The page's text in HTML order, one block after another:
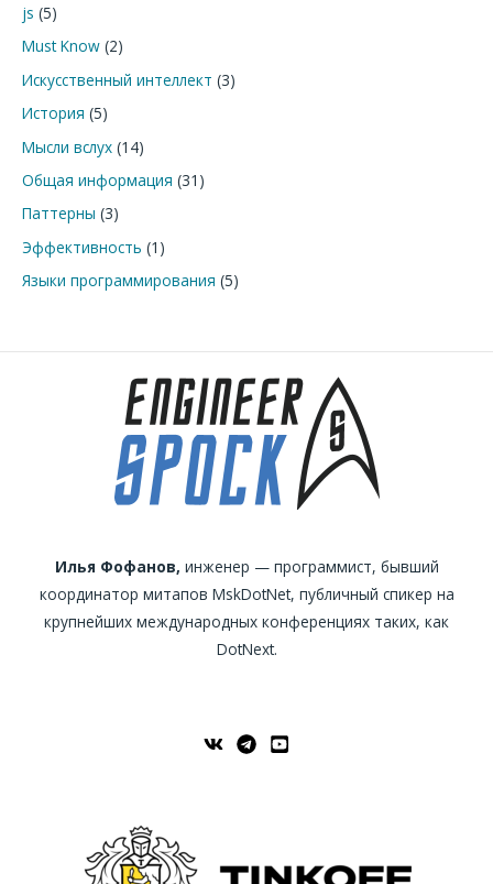
:
js (5)
Must Know (2)
Искусственный интеллект (3)
История (5)
Мысли вслух (14)
Общая информация (31)
Паттерны (3)
Эффективность (1)
Языки программирования (5)
Илья Фофанов, инженер — программист, бывший
координатор митапов MskDotNet, публичный спикер на
крупнейших международных конференциях таких, как
DotNext.